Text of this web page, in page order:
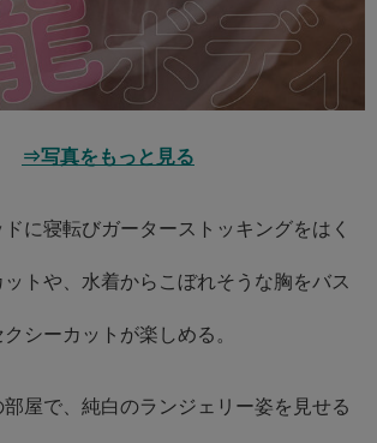
⇒写真をもっと見る
に寝転びガーターストッキングをはく
トや、水着からこぼれそうな胸をバス
シーカットが楽しめる。
屋で、純白のランジェリー姿を見せる